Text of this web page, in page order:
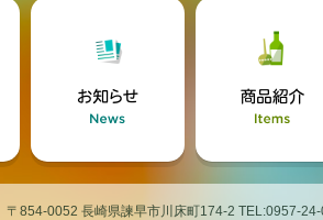
〒854-0052 長崎県諫早市川床町174-2 TEL:0957-24-